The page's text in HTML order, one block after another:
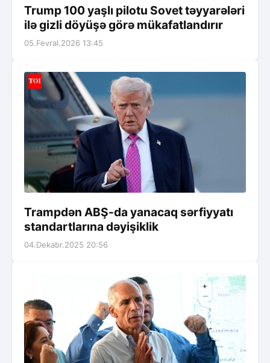
Trump 100 yaşlı pilotu Sovet təyyarələri
ilə gizli döyüşə görə mükafatlandırır
05.Fevral.2026 13:45
Trampdən ABŞ-da yanacaq sərfiyyatı
standartlarına dəyişiklik
04.Dekabr.2025 20:56